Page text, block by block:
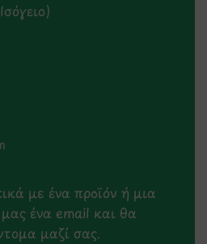
με ένα προϊόν ή μια
ένα email και θα
μαζί σας.